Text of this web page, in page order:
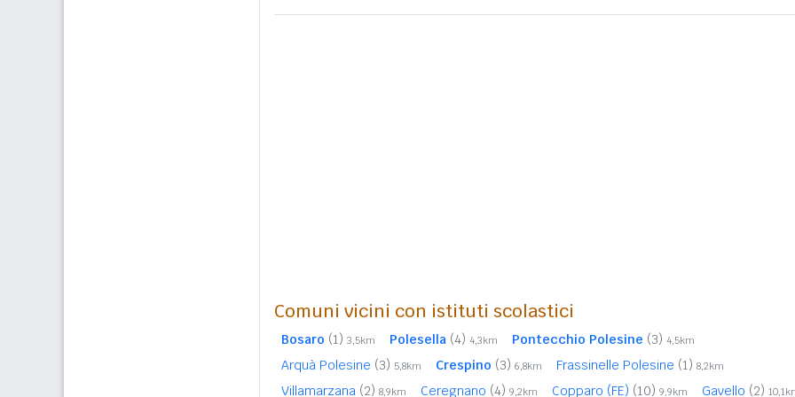
Comuni vicini con istituti scolastici
Bosaro (1) 3,5km Polesella (4) 4,3km Pontecchio Polesine (3) 4,5km
Arquà Polesine (3) 5,8km Crespino (3) 6,8km Frassinelle Polesine (1) 8,2km
Villamarzana (2) 8,9km Ceregnano (4) 9,2km Copparo (FE) (10) 9,9km Gavello (2)